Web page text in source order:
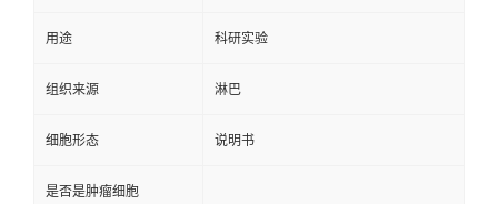
用途 科研实验
组织来源 淋巴
细胞形态 说明书
是否是肿瘤细胞